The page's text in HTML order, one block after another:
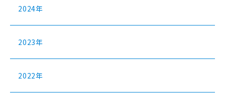
2024年
2023年
2022年